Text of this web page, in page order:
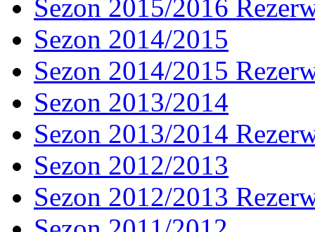
Sezon 2015/2016
Sezon 2014/2015
Sezon 2014/2015
Sezon 2013/2014
Sezon 2013/2014
Sezon 2012/2013
Sezon 2012/2013